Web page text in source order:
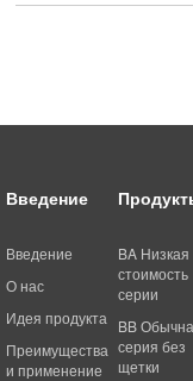
Введение
Введение
О нас
Идея продукта
Преимущества
и применение
BA Низкая
стоимость
серии
BB
серия без
щетки